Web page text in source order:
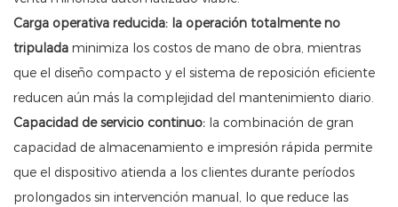
Carga operativa reducida: la operación totalmente no
tripulada minimiza los costos de mano de obra, mientras
que el diseño compacto y el sistema de reposición eficiente
reducen aún más la complejidad del mantenimiento diario.
Capacidad de servicio continuo: la combinación de gran
capacidad de almacenamiento e impresión rápida permite
que el dispositivo atienda a los clientes durante períodos
prolongados sin intervención manual, lo que reduce las